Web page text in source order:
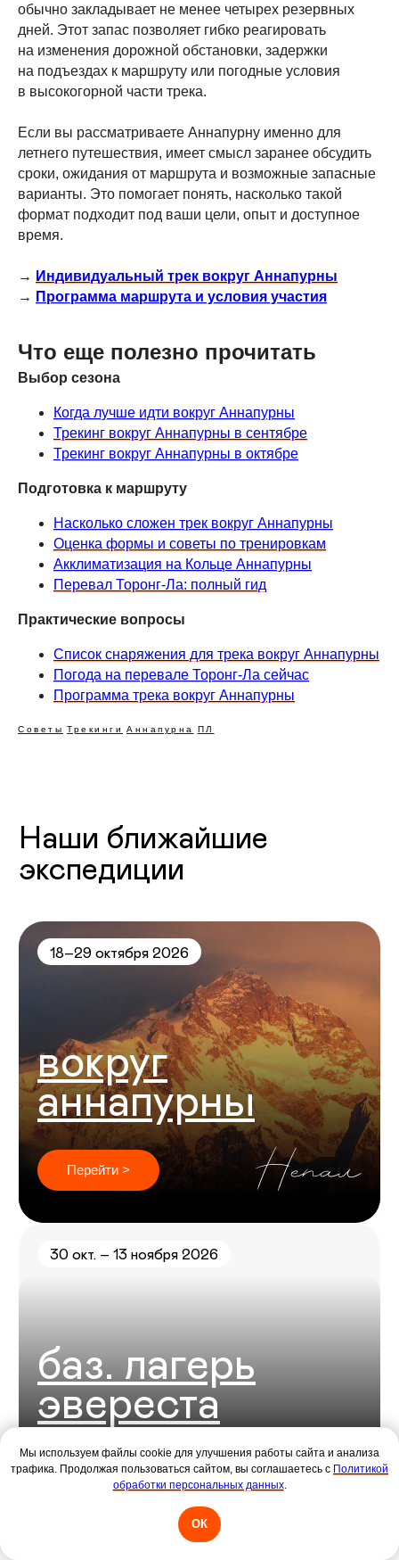
обычно закладывает не менее четырех резервных
дней. Этот запас позволяет гибко реагировать
на изменения дорожной обстановки, задержки
на подъездах к маршруту или погодные условия
в высокогорной части трека.
Если вы рассматриваете Аннапурну именно для
летнего путешествия, имеет смысл заранее обсудить
сроки, ожидания от маршрута и возможные запасные
варианты. Это помогает понять, насколько такой
формат подходит под ваши цели, опыт и доступное
время.
→ Индивидуальный трек вокруг Аннапурны
→ Программа маршрута и условия участия
Что еще полезно прочитать
Выбор сезона
Когда лучше идти вокруг Аннапурны
Трекинг вокруг Аннапурны в сентябре
Трекинг вокруг Аннапурны в октябре
Подготовка к маршруту
Насколько сложен трек вокруг Аннапурны
Оценка формы и советы по тренировкам
Акклиматизация на Кольце Аннапурны
Перевал Торонг-Ла: полный гид
Практические вопросы
Список снаряжения для трека вокруг Аннапурны
Погода на перевале Торонг-Ла сейчас
Программа трека вокруг Аннапурны
Советы Трекинги Аннапурна ПЛ
Мы используем файлы cookie для улучшения работы сайта и анализа
трафика. Продолжая пользоваться сайтом, вы соглашаетесь с Политикой
обработки персональных данных.
ОК